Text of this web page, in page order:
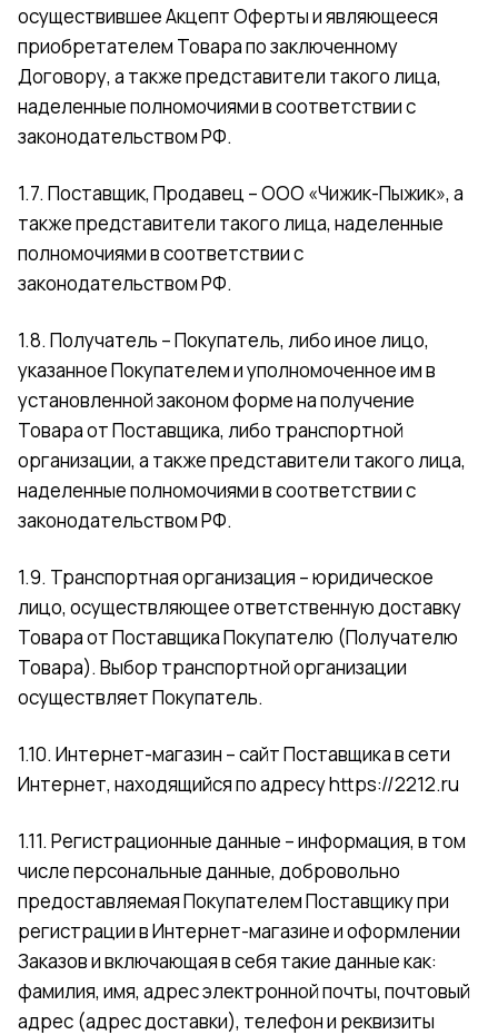
осуществившее Акцепт Оферты и являющееся
приобретателем Товара по заключенному
Договору, а также представители такого лица,
наделенные полномочиями в соответствии с
законодательством РФ.
1.7. Поставщик, Продавец – ООО «Чижик-Пыжик», а
также представители такого лица, наделенные
полномочиями в соответствии с
законодательством РФ.
1.8. Получатель – Покупатель, либо иное лицо,
указанное Покупателем и уполномоченное им в
установленной законом форме на получение
Товара от Поставщика, либо транспортной
организации, а также представители такого лица,
наделенные полномочиями в соответствии с
законодательством РФ.
1.9. Транспортная организация – юридическое
лицо, осуществляющее ответственную доставку
Товара от Поставщика Покупателю (Получателю
Товара). Выбор транспортной организации
осуществляет Покупатель.
1.10. Интернет-магазин – сайт Поставщика в сети
Интернет, находящийся по адресуhttps://2212.ru
1.11. Регистрационные данные – информация, в том
числе персональные данные, добровольно
предоставляемая Покупателем Поставщику при
регистрации в Интернет-магазине и оформлении
Заказов и включающая в себя такие данные как:
фамилия, имя, адрес электронной почты, почтовый
адрес (адрес доставки), телефон и реквизиты